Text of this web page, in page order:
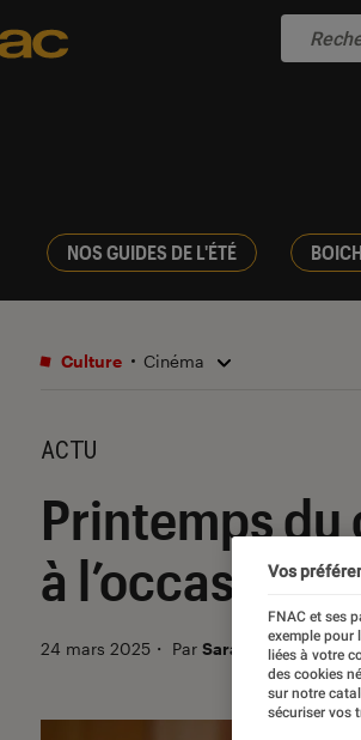
NOS GUIDES DE L'ÉTÉ
Culture Cinéma
ACTU
Printemps du
à l’occasion
24 mars 2025 ・ Par Sarah Dupont
Vos
FNAC et ses
exemple pour
liées à votre
des cookies
sur notre
sécuriser vos